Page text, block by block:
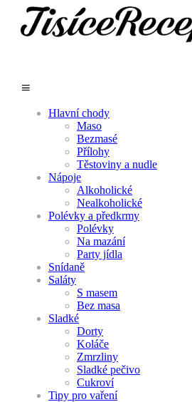
Hlavní chody
Maso
Bezmasé
Přílohy
Těstoviny a nudle
Nápoje
Alkoholické
Nealkoholické
Polévky a předkrmy
Polévky
Na mazání
Party jídla
Snídaně
Saláty
S masem
Bez masa
Sladké
Dorty
Koláče
Zmrzliny
Sladké pečivo
Cukroví
Tipy pro vaření